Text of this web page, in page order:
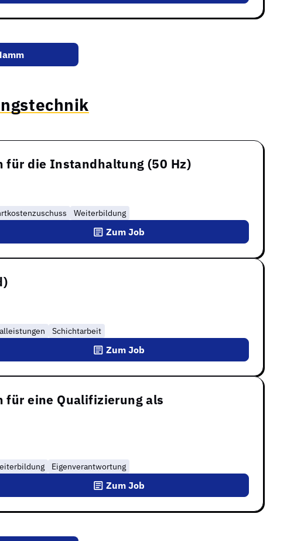
die Instandhaltung (50 Hz)
Weiterbildung
Zum Job
Schichtarbeit
Zum Job
eine Qualifizierung als
Eigenverantwortung
Zum Job